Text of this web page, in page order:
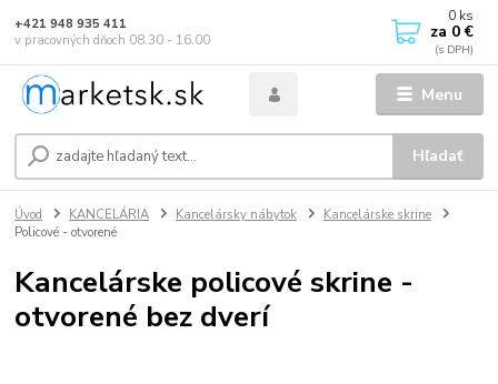
Menu
Hľadať
+421 948 935 411
v pracovných dňoch 08.30 - 16.00
0 ks
za 0 €
Úvod KANCELÁRIA Kancelársky nábytok
Kancelárske skrine
Policové - otvorené
Kancelárske policové skrine -
otvorené bez dverí